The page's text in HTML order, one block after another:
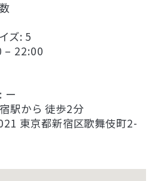
ズ: 5
– 22:00
ー
駅から 徒歩2分
東京都新宿区歌舞伎町2-